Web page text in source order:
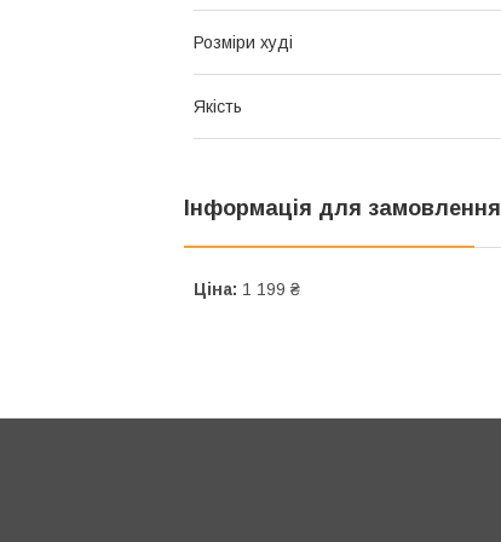
Розміри худі
Якість
Інформація для замовлення
Ціна: 1 199 ₴